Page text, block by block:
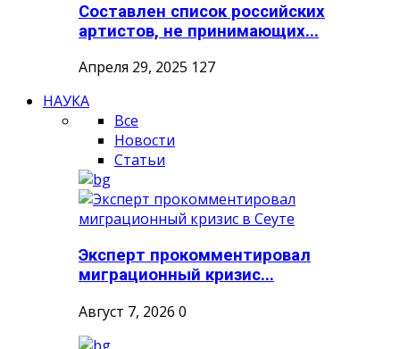
Составлен список российских
артистов, не принимающих...
Апреля 29, 2025 127
НАУКА
Все
Новости
Статьи
Эксперт прокомментировал
миграционный кризис...
Август 7, 2026 0